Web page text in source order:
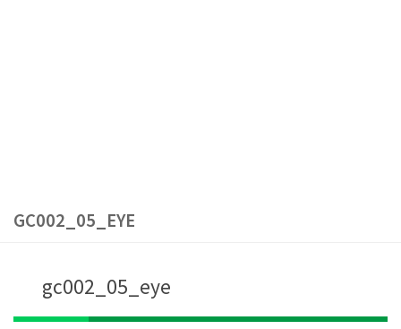
GC002_05_EYE
gc002_05_eye